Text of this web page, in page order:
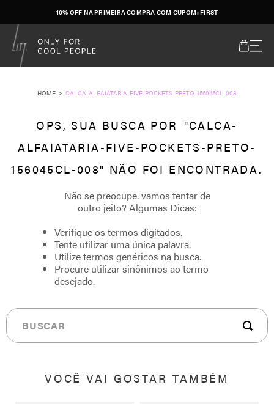
10% OFF NA PRIMEIRA COMPRA COM CUPOM: FIRST
CALCA-ALFAIATARIA-FIVE-POCKETS-PRETO-156045CL-008
CALCA-
ALFAIATARIA-FIVE-POCKETS-PRETO-
156045CL-008
Verifique os termos digitados.
Tente utilizar uma única palavra.
Utilize termos genéricos na busca.
Procure utilizar sinônimos ao termo
desejado.
Buscar
VOCÊ VAI GOSTAR TAMBÉM